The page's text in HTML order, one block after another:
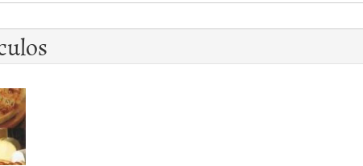
ser emprendedor? Esto es lo que cuesta y las ayudas que puedes
2014
listo para franquiciarse?
una opción práctica